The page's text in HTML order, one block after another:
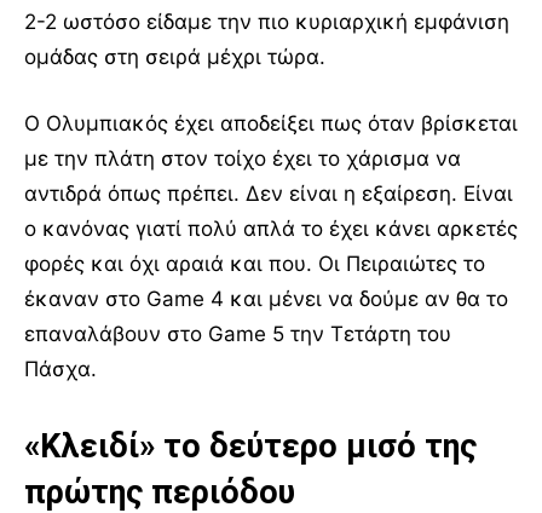
2-2 ωστόσο είδαμε την πιο κυριαρχική εμφάνιση
ομάδας στη σειρά μέχρι τώρα.
Ο Ολυμπιακός έχει αποδείξει πως όταν βρίσκεται
με την πλάτη στον τοίχο έχει το χάρισμα να
αντιδρά όπως πρέπει. Δεν είναι η εξαίρεση. Είναι
ο κανόνας γιατί πολύ απλά το έχει κάνει αρκετές
φορές και όχι αραιά και που. Οι Πειραιώτες το
έκαναν στο Game 4 και μένει να δούμε αν θα το
επαναλάβουν στο Game 5 την Τετάρτη του
Πάσχα.
«Κλειδί» το δεύτερο μισό της
πρώτης περιόδου